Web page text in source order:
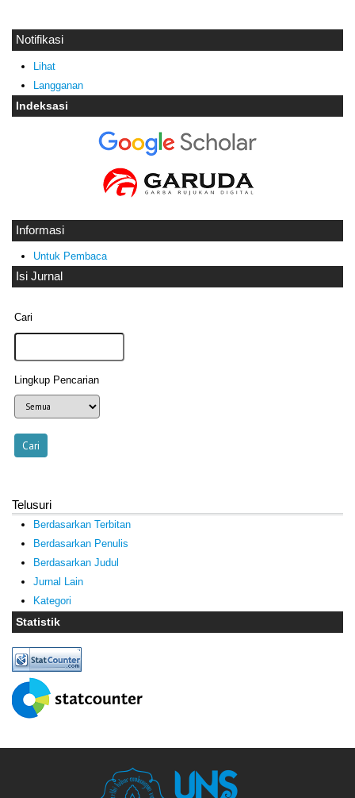
Notifikasi
Lihat
Langganan
Indeksasi
Informasi
Untuk Pembaca
Isi Jurnal
Cari
Lingkup Pencarian
Telusuri
Berdasarkan Terbitan
Berdasarkan Penulis
Berdasarkan Judul
Jurnal Lain
Kategori
Statistik